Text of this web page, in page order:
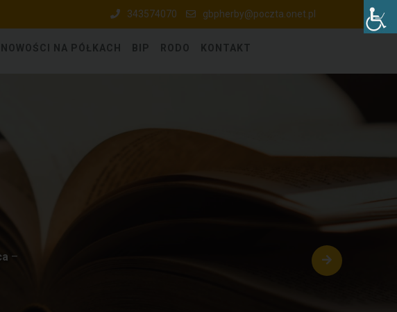
343574070 gbpherby@poczta.onet.pl
NOWOŚCI NA PÓŁKACH BIP RODO KONTAKT